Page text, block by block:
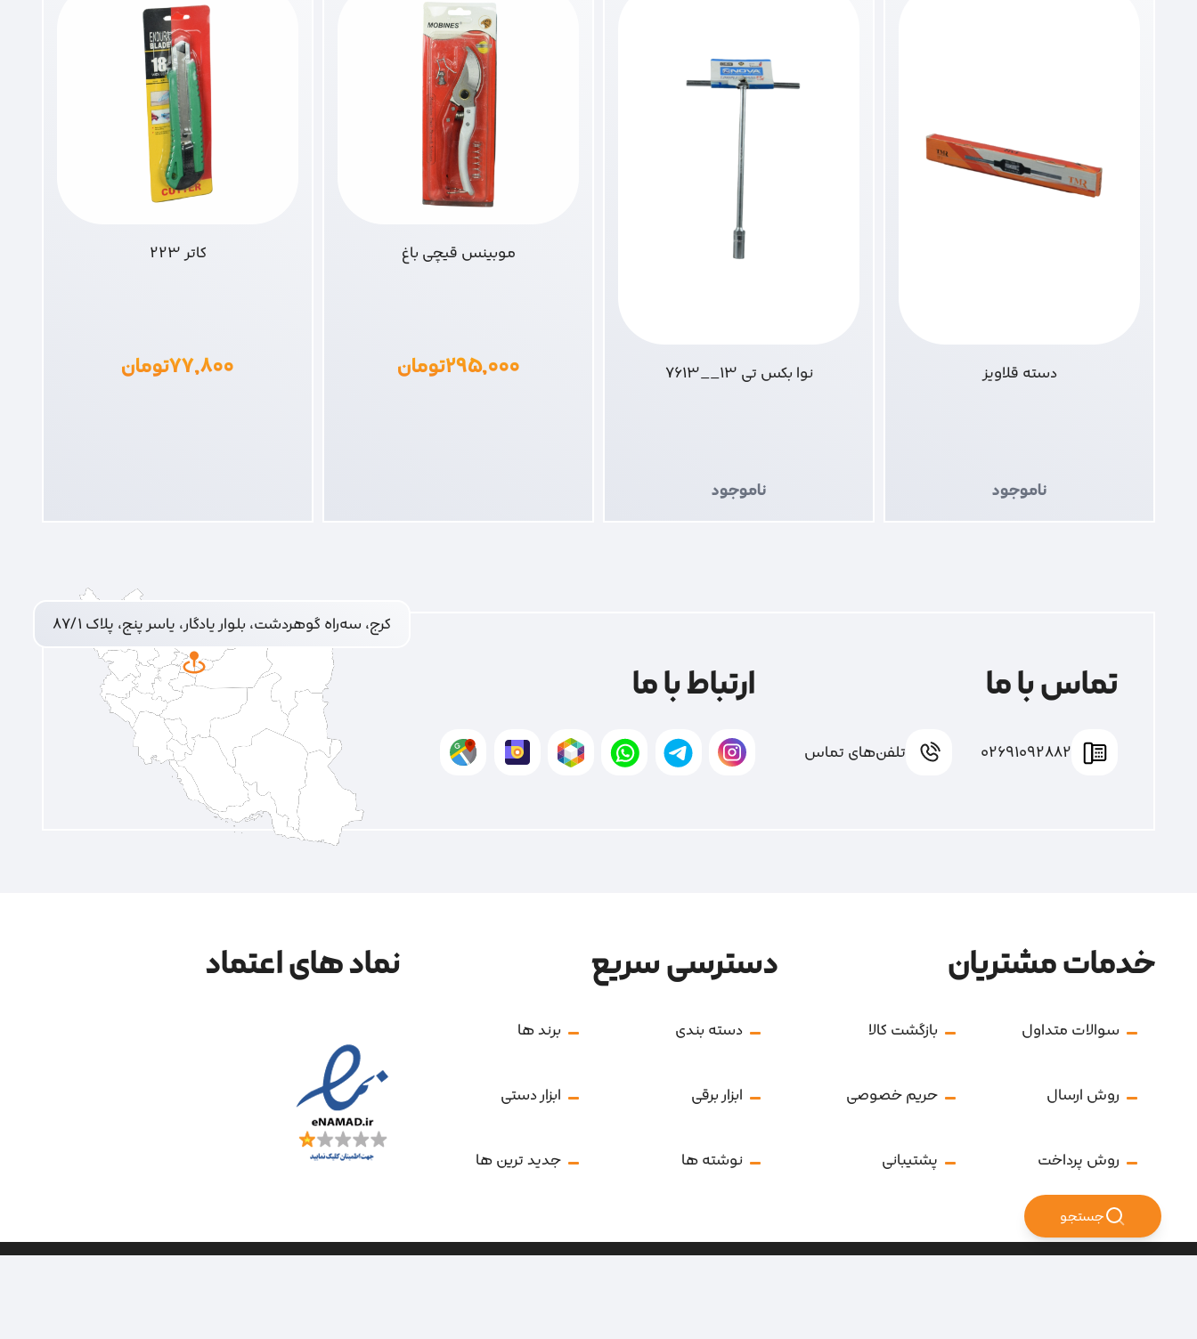
دسته قلاویز
ناموجود
نوا بکس تی 13__7613
ناموجود
موبینس قیچی باغ
۲۹۵,۰۰۰تومان
کاتر 223
۷۷,۸۰۰تومان
تماس با ما
02691092882 تلفن‌های تماس
ارتباط با ما
کرج، سه‌راه گوهردشت، بلوار یادگار، یاسر پنج، پلاک ۸۷/۱
خدمات مشتریان
سوالات متداول بازگشت کالا
روش ارسال حریم خصوصی
روش پرداخت پشتیبانی
دسترسی سریع
دسته بندی برند ها
ابزار برقی ابزار دستی
نوشته ها جدید ترین ها
نماد های اعتماد
جستجو